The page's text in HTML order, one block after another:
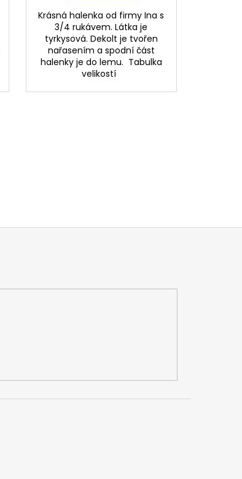
Krásná halenka od firmy Ina s
3/4 rukávem. Látka je
tyrkysová. Dekolt je tvořen
nařasením a spodní část
halenky je do lemu. Tabulka
velikostí